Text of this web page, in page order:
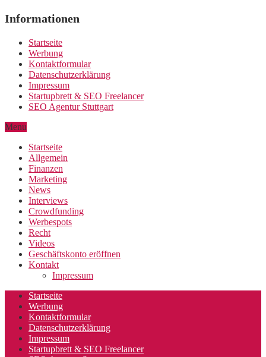
Informationen
Startseite
Werbung
Kontaktformular
Datenschutzerklärung
Impressum
Startupbrett & SEO Freelancer
SEO Agentur Stuttgart
Menu
Startseite
Allgemein
Finanzen
Marketing
News
Interviews
Crowdfunding
Werbespots
Recht
Videos
Geschäftskonto eröffnen
Kontakt
Impressum
Startseite
Werbung
Kontaktformular
Datenschutzerklärung
Impressum
Startupbrett & SEO Freelancer